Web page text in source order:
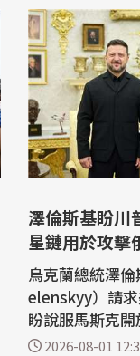
澤倫斯基盼川
星鏈用於攻擊
烏克蘭總統澤
elenskyy）請求
盼說服馬斯克
斯境內目標。於
2026-08-01